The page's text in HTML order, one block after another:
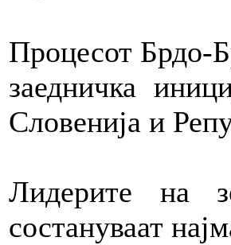
Процесот Брдо-
заедничка
Словенија и
Лидерите на
состануваат